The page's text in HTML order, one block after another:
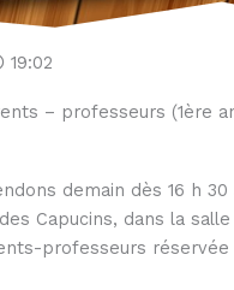
19:02
– professeurs (1ère
demain dès 16 h
Capucins, dans la
professeurs réservée